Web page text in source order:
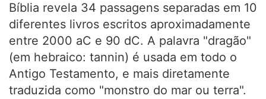
Bíblia revela 34 passagens separadas em 10
diferentes livros escritos aproximadamente
entre 2000 aC e 90 dC. A palavra "dragão"
(em hebraico: tannin) é usada em todo o
Antigo Testamento, e mais diretamente
traduzida como "monstro do mar ou terra".